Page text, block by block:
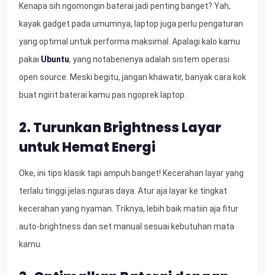
Kenapa sih ngomongin baterai jadi penting banget? Yah,
kayak gadget pada umumnya, laptop juga perlu pengaturan
yang optimal untuk performa maksimal. Apalagi kalo kamu
pakai Ubuntu, yang notabenenya adalah sistem operasi
open source. Meski begitu, jangan khawatir, banyak cara kok
buat ngirit baterai kamu pas ngoprek laptop.
2. Turunkan Brightness Layar
untuk Hemat Energi
Oke, ini tips klasik tapi ampuh banget! Kecerahan layar yang
terlalu tinggi jelas nguras daya. Atur aja layar ke tingkat
kecerahan yang nyaman. Triknya, lebih baik matiin aja fitur
auto-brightness dan set manual sesuai kebutuhan mata
kamu.